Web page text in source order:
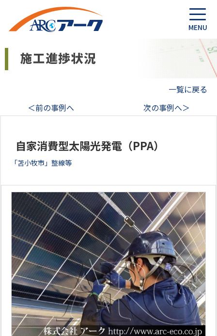
一覧に戻る
＜前の事例へ
次の事例へ＞
自家消費型太陽光発電（PPA）
「苫小牧市」整線等